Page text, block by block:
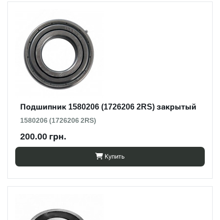
Подшипник 1580206 (1726206 2RS) закрытый
1580206 (1726206 2RS)
200.00 грн.
Купить